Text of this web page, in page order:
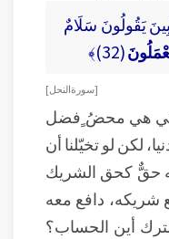
يَقُولُونَ سَلَامٌ
(32)﴾
[ سورة النحل ]
التي هي محضُ ٍفضل
لكن لو تخيّلنا أن
حقٌّ كحق الشريك
دافع معه
أين الحساب؟